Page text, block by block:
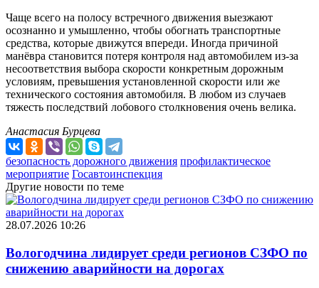
Чаще всего на полосу встречного движения выезжают
осознанно и умышленно, чтобы обогнать транспортные
средства, которые движутся впереди. Иногда причиной
манёвра становится потеря контроля над автомобилем из-за
несоответствия выбора скорости конкретным дорожным
условиям, превышения установленной скорости или же
технического состояния автомобиля. В любом из случаев
тяжесть последствий лобового столкновения очень велика.
Анастасия Бурцева
безопасность дорожного движения профилактическое
мероприятие Госавтоинспекция
Другие новости по теме
28.07.2026 10:26
Вологодчина лидирует среди регионов СЗФО по
снижению аварийности на дорогах